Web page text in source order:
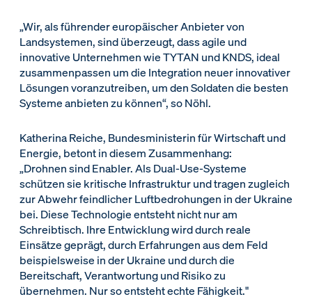
„Wir, als führender europäischer Anbieter von
Landsystemen, sind überzeugt, dass agile und
innovative Unternehmen wie TYTAN und KNDS, ideal
zusammenpassen um die Integration neuer innovativer
Lösungen voranzutreiben, um den Soldaten die besten
Systeme anbieten zu können“, so Nöhl.
Katherina Reiche, Bundesministerin für Wirtschaft und
Energie, betont in diesem Zusammenhang:
„Drohnen sind Enabler. Als Dual-Use-Systeme
schützen sie kritische Infrastruktur und tragen zugleich
zur Abwehr feindlicher Luftbedrohungen in der Ukraine
bei. Diese Technologie entsteht nicht nur am
Schreibtisch. Ihre Entwicklung wird durch reale
Einsätze geprägt, durch Erfahrungen aus dem Feld
beispielsweise in der Ukraine und durch die
Bereitschaft, Verantwortung und Risiko zu
übernehmen. Nur so entsteht echte Fähigkeit."